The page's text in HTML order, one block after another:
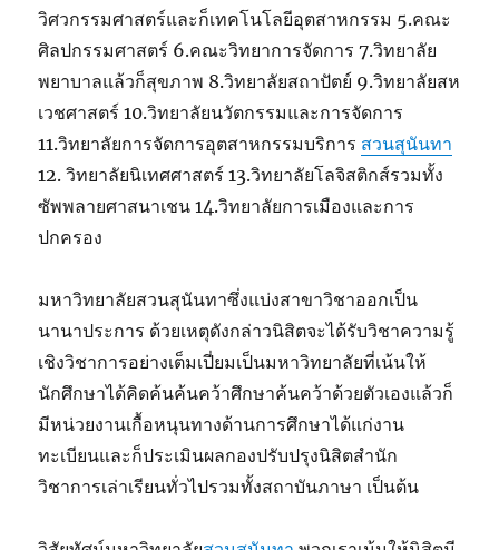
วิศวกรรมศาสตร์และก็เทคโนโลยีอุตสาหกรรม 5.คณะ
ศิลปกรรมศาสตร์ 6.คณะวิทยาการจัดการ 7.วิทยาลัย
พยาบาลแล้วก็สุขภาพ 8.วิทยาลัยสถาปัตย์ 9.วิทยาลัยสห
เวชศาสตร์ 10.วิทยาลัยนวัตกรรมและการจัดการ
11.วิทยาลัยการจัดการอุตสาหกรรมบริการ สวนสุนันทา
12. วิทยาลัยนิเทศศาสตร์ 13.วิทยาลัยโลจิสติกส์รวมทั้ง
ซัพพลายศาสนาเชน 14.วิทยาลัยการเมืองและการ
ปกครอง
มหาวิทยาลัยสวนสุนันทาซึ่งแบ่งสาขาวิชาออกเป็น
นานาประการ ด้วยเหตุดังกล่าวนิสิตจะได้รับวิชาความรู้
เชิงวิชาการอย่างเต็มเปี่ยมเป็นมหาวิทยาลัยที่เน้นให้
นักศึกษาได้คิดค้นค้นคว้าศึกษาค้นคว้าด้วยตัวเองแล้วก็
มีหน่วยงานเกื้อหนุนทางด้านการศึกษาได้แก่งาน
ทะเบียนและก็ประเมินผลกองปรับปรุงนิสิตสำนัก
วิชาการเล่าเรียนทั่วไปรวมทั้งสถาบันภาษา เป็นต้น